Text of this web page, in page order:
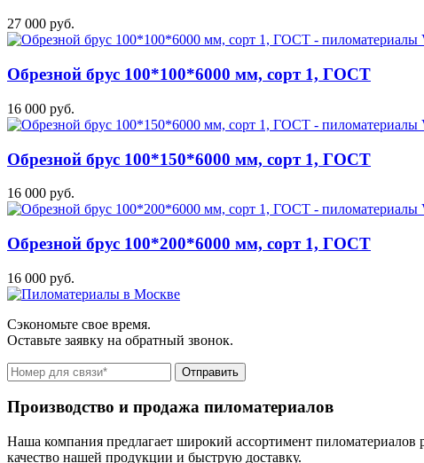
27 000 руб.
Обрезной брус 100*100*6000 мм, сорт 1, ГОСТ
16 000 руб.
Обрезной брус 100*150*6000 мм, сорт 1, ГОСТ
16 000 руб.
Обрезной брус 100*200*6000 мм, сорт 1, ГОСТ
16 000 руб.
Сэкономьте свое время.
Оставьте заявку на обратный звонок.
Отправить
Производство и продажа пиломатериалов
Наша компания предлагает широкий ассортимент
качество нашей продукции и быструю доставку.